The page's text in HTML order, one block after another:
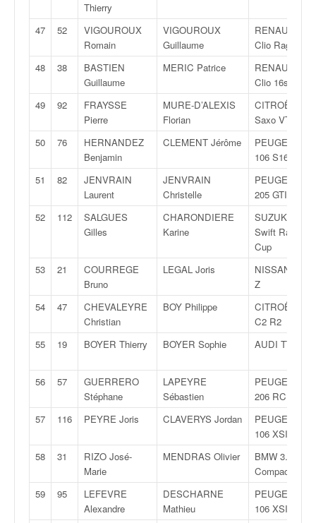
Thierry
47 52
VIGOUROUX
Romain
VIGOUROUX
Guillaume
RENAULT
Clio Ragnotti
48
38
BASTIEN
Guillaume
MERIC Patrice
RENAULT
Clio 16s
49
92
FRAYSSE
Pierre
MURE-D’ALEXIS
Florian
CITROËN
Saxo VTS
50
76
HERNANDEZ
Benjamin
CLEMENT Jérôme
PEUGEOT
106 S16
51
82
JENVRAIN
Laurent
JENVRAIN
Christelle
PEUGEOT
205 GTI
52
112
SALGUES
Gilles
CHARONDIERE
Karine
SUZUKI
Swift Rallye
Cup
53
21
COURREGE
Bruno
LEGAL Joris
NISSAN 350
Z
54
47
CHEVALEYRE
Christian
BOY Philippe
CITROËN
C2 R2
55
19 BOYER Thierry BOYER Sophie AUDI TT 180
56 57
GUERRERO
Stéphane
LAPEYRE
Sébastien
PEUGEOT
206 RC
57
116 PEYRE Joris CLAVERYS Jordan
PEUGEOT
106 XSI
58
31
RIZO José-
Marie
MENDRAS Olivier
BMW 3.18 TI
Compact
59
95
LEFEVRE
Alexandre
DESCHARNE
Mathieu
PEUGEOT
106 XSI